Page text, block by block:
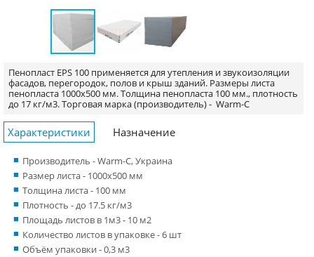
Пенопласт EPS 100 применяется для утепления и звукоизоляции
фасадов, перегородок, полов и крыш зданий. Размеры листа
пенопласта 1000х500 мм. Толщина пенопласта 100 мм., плотность
до 17 кг/м3.Торговая марка (производитель) - Warm-C
Характеристики Назначение
Производитель - Warm-C, Украина
Размер листа - 1000x500 мм
Толщина листа - 100 мм
Плотность - до 17.5 кг/м3
Площадь листов в 1м3 - 10 м2
Количество листов в упаковке - 6 шт
Объём упаковки - 0,3 м3